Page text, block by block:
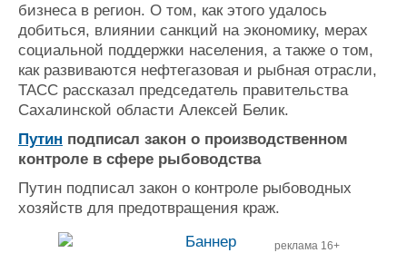
бизнеса в регион. О том, как этого удалось
добиться, влиянии санкций на экономику, мерах
социальной поддержки населения, а также о том,
как развиваются нефтегазовая и рыбная отрасли,
ТАСС рассказал председатель правительства
Сахалинской области Алексей Белик.
Путин подписал закон о производственном
контроле в сфере рыбоводства
Путин подписал закон о контроле рыбоводных
хозяйств для предотвращения краж.
реклама 16+